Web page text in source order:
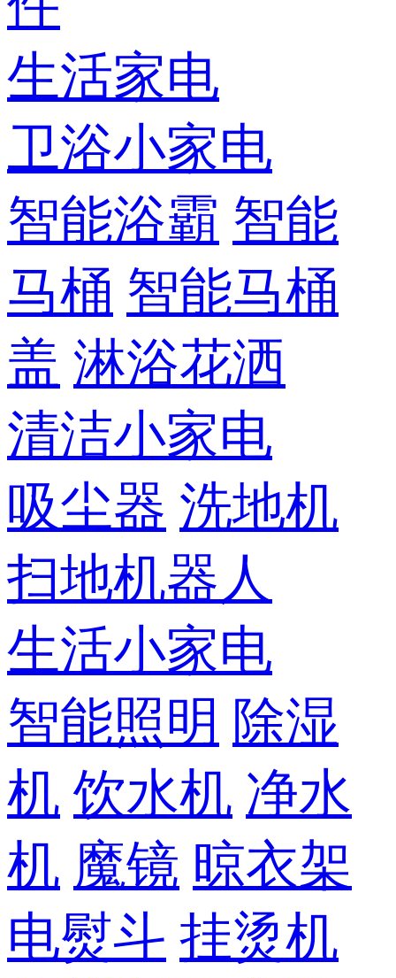
生活家电
卫浴小家电
智能浴霸 智能
马桶 智能马桶
盖 淋浴花洒
清洁小家电
吸尘器 洗地机
扫地机器人
生活小家电
智能照明 除湿
机 饮水机 净水
机 魔镜 晾衣架
电熨斗 挂烫机